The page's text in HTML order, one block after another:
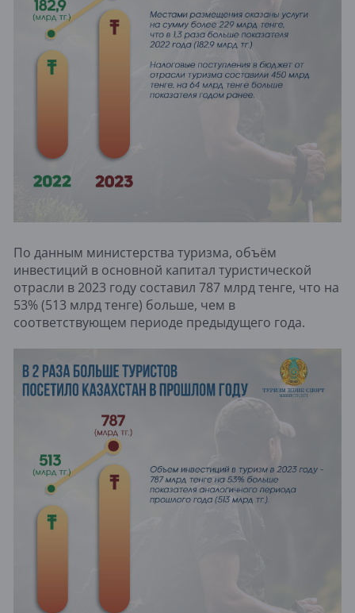
По данным министерства туризма, объём
инвестиций в основной капитал туристической
отрасли в 2023 году составил 787 млрд тенге, что на
53% (513 млрд тенге) больше, чем в
соответствующем периоде предыдущего года.